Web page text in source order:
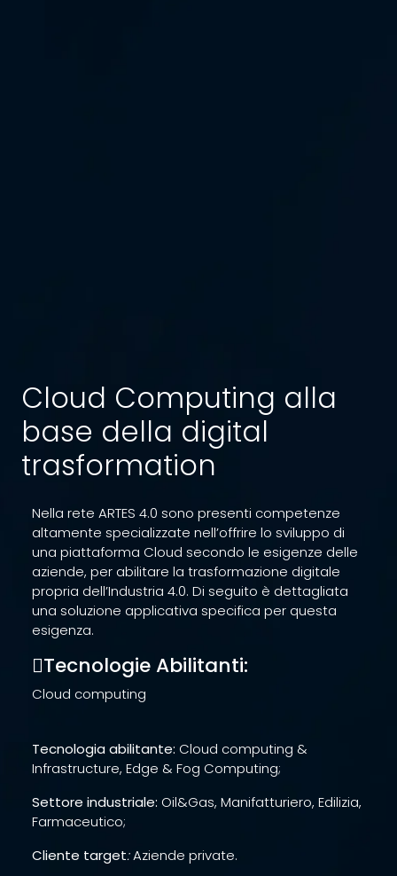
Cloud Computing alla
base della digital
trasformation
Nella rete ARTES 4.0 sono presenti competenze
altamente specializzate nell’offrire lo sviluppo di
una piattaforma Cloud secondo le esigenze delle
aziende, per abilitare la trasformazione digitale
propria dell’Industria 4.0. Di seguito è dettagliata
una soluzione applicativa specifica per questa
esigenza.
Tecnologie Abilitanti:
Cloud computing
Tecnologia abilitante: Cloud computing &
Infrastructure, Edge & Fog Computing;
Settore industriale: Oil&Gas, Manifatturiero, Edilizia,
Farmaceutico;
Cliente target:Aziende private.